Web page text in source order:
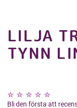
LILJA
TYNN
Bli den första att